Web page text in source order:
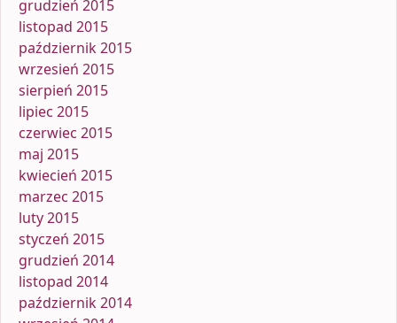
grudzień 2015
listopad 2015
październik 2015
wrzesień 2015
sierpień 2015
lipiec 2015
czerwiec 2015
maj 2015
kwiecień 2015
marzec 2015
luty 2015
styczeń 2015
grudzień 2014
listopad 2014
październik 2014